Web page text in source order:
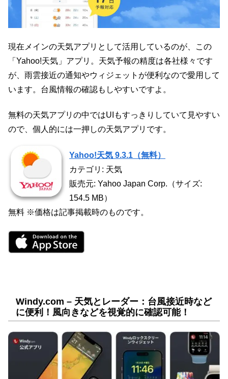
現在メインの天気アプリとして活用しているのが、この
「Yahoo!天気」アプリ。天気予報の精度は各社様々です
が、雨雲接近の通知やウィジェットが便利なので愛用して
います。台風情報の確認もしやすいですよ。
無料の天気アプリの中ではUIもすっきりしていて見やすい
ので、個人的には一押しの天気アプリです。
Yahoo!天気 9.3.1（無料）
カテゴリ: 天気
販売元: Yahoo Japan Corp.（サイズ:
154.5 MB）
無料 ※価格は記事掲載時のものです。
Windy.com – 天気とレーダー：台風接近時など
に便利！風向きなどを視覚的に確認可能！